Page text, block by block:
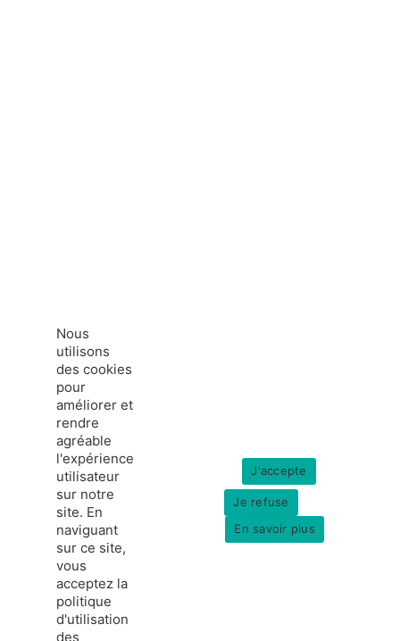
france-hydrogene.org
Données personnelles
Nous
utilisons
des cookies
pour
améliorer et
rendre
agréable
l'expérience
utilisateur
sur notre
site. En
naviguant
sur ce site,
vous
acceptez la
politique
d'utilisation
des
J'accepte
Je refuse
En savoir plus